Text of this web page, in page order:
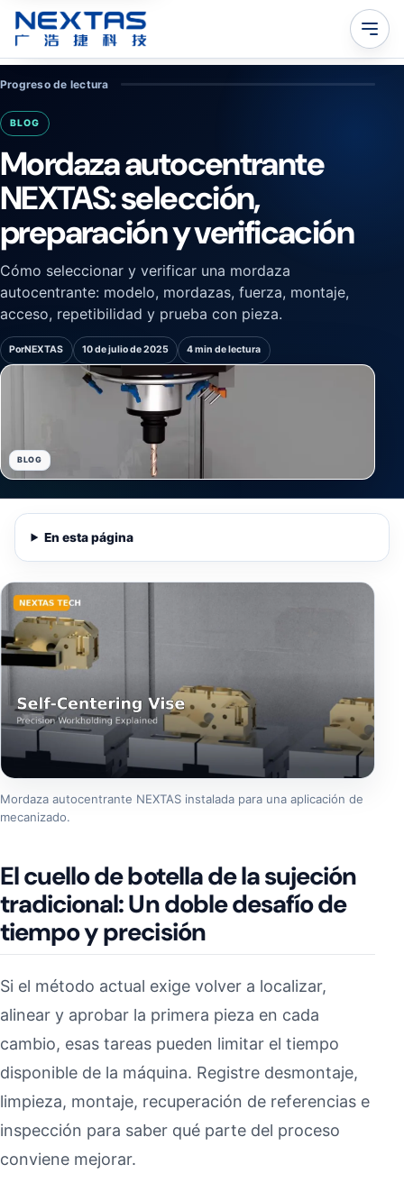
Progreso de lectura
BLOG
Mordaza autocentrante
NEXTAS: selección,
preparación y verificación
Cómo seleccionar y verificar una mordaza
autocentrante: modelo, mordazas, fuerza, montaje,
acceso, repetibilidad y prueba con pieza.
PorNEXTAS 10 de julio de 2025 4 min de lectura
BLOG
En esta página
Mordaza autocentrante NEXTAS instalada para una aplicación de
mecanizado.
El cuello de botella de la sujeción
tradicional: Un doble desafío de
tiempo y precisión
Si el método actual exige volver a localizar,
alinear y aprobar la primera pieza en cada
cambio, esas tareas pueden limitar el tiempo
disponible de la máquina. Registre desmontaje,
limpieza, montaje, recuperación de referencias e
inspección para saber qué parte del proceso
conviene mejorar.